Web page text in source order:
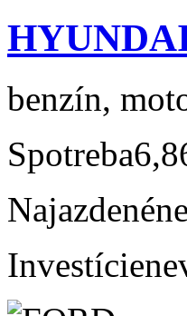
benzín,
Spotreba
Najazdené
Investície